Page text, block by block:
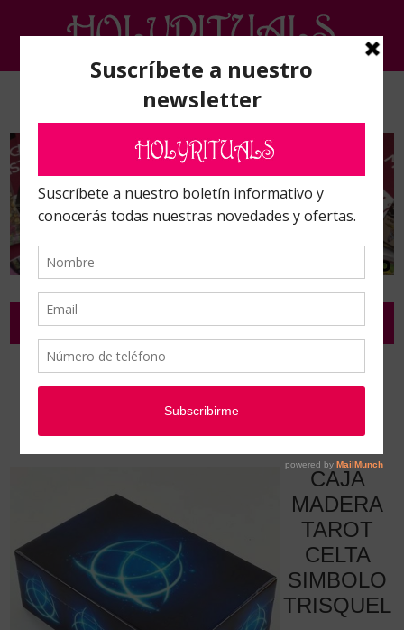
Inicio / Gama Magia Wicca /
Relojes, cuadernos, calderos, cáliz, sellos y cajas madera o metálicas
CAJA MADERA TAROT CELTA SIMBOLO TRISQUEL
CAJA
MADERA
TAROT
CELTA
SIMBOLO
TRISQUEL